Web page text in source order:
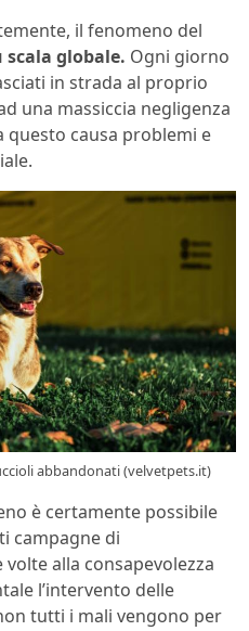
il fenomeno del
globale. Ogni giorno
in strada al proprio
una massiccia negligenza
causa problemi e
abbandonati (velvetpets.it)
è certamente possibile
campagne di
alla consapevolezza
l’intervento delle
tutti i mali vengono per